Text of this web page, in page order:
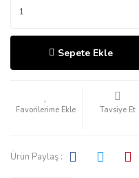
Sepete Ekle
Tavsiye Et
Ürün Paylaş :